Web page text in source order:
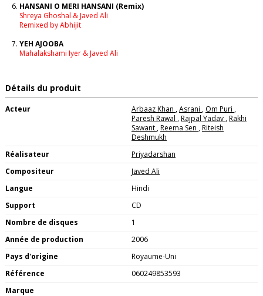
HANSANI O MERI HANSANI (Remix)
Shreya Ghoshal & Javed Ali
Remixed by Abhijit
YEH AJOOBA
Mahalakshami Iyer & Javed Ali
Détails du produit
Acteur Arbaaz Khan ,Asrani , Om Puri ,
Paresh Rawal ,Rajpal Yadav ,Rakhi
Sawant ,Reema Sen ,Riteish
Deshmukh
Réalisateur
Priyadarshan
Compositeur
Javed Ali
Langue
Hindi
Support
CD
Nombre de disques
1
Année de production
2006
Pays d'origine
Royaume-Uni
Référence
060249853593
Marque